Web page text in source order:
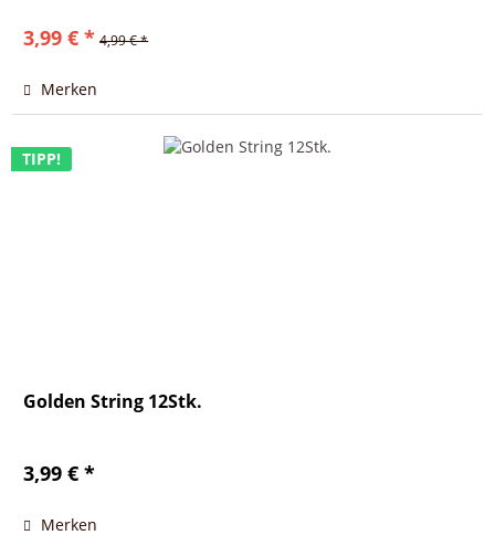
3,99 € * 4,99 € *
Merken
TIPP!
Golden String 12Stk.
3,99 € *
Merken